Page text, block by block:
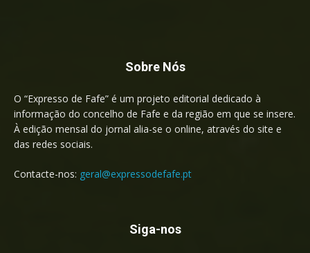
Sobre Nós
O “Expresso de Fafe” é um projeto editorial dedicado à
informação do concelho de Fafe e da região em que se insere.
À edição mensal do jornal alia-se o online, através do site e
das redes sociais.
Contacte-nos: geral@expressodefafe.pt
Siga-nos